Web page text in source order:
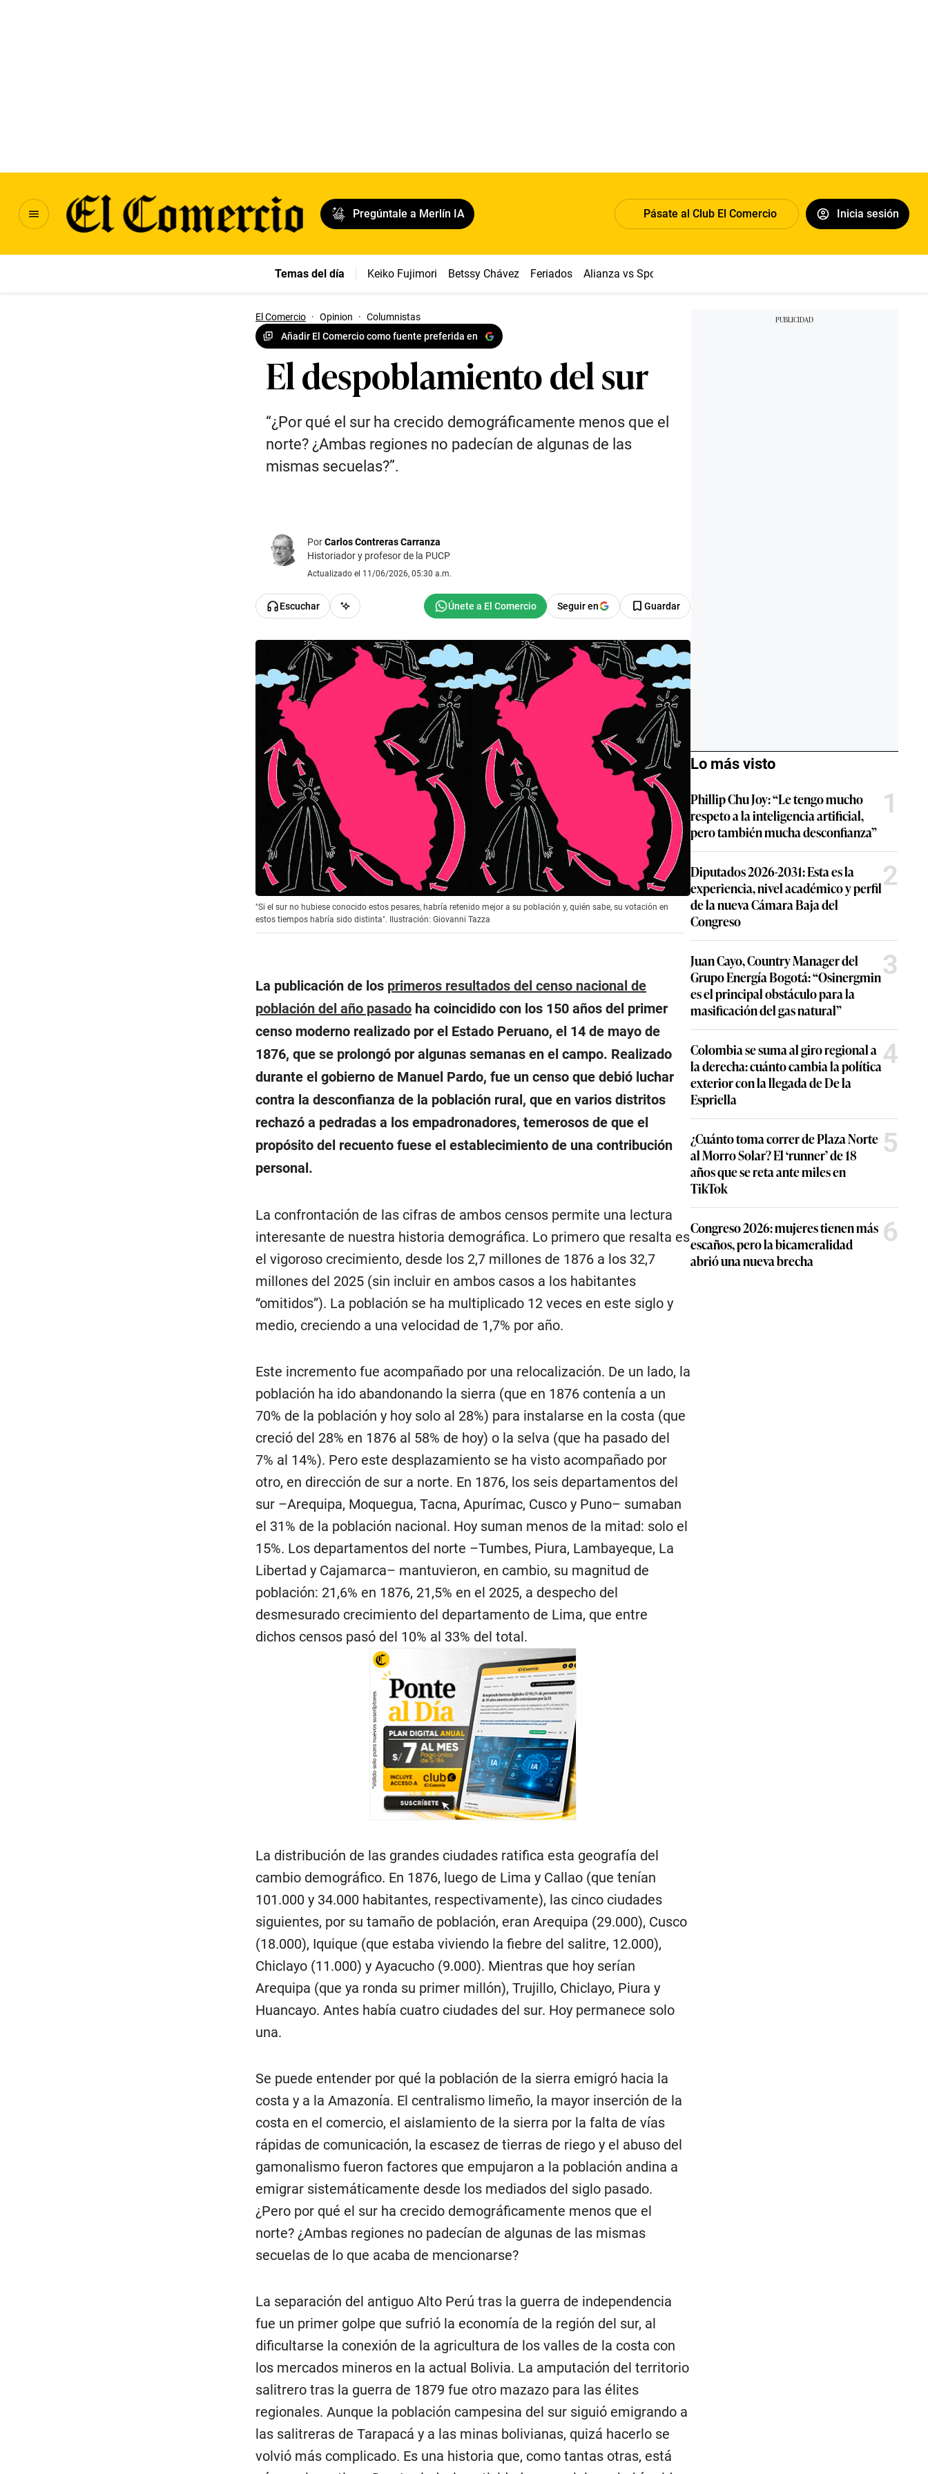
Pregúntale a Merlín IA Pásate al Club El Comercio Inicia sesión
Temas del día Keiko Fujimori Betssy Chávez Feriados Alianza vs Sport Boys
El Comercio · Opinion · Columnistas
Añadir El Comercio como fuente preferida en
El despoblamiento del sur
“¿Por qué el sur ha crecido demográficamente menos que el
norte? ¿Ambas regiones no padecían de algunas de las
mismas secuelas?”.
PorCarlos Contreras Carranza
Historiador y profesor de la PUCP
Actualizado el 11/06/2026, 05:30 a.m.
Escuchar Seguir en Guardar
"Si el sur no hubiese conocido estos pesares, habría retenido mejor a su población y, quién sabe, su votación en
estos tiempos habría sido distinta". Ilustración: Giovanni Tazza
La publicación de los primeros resultados del censo nacional de
población del año pasado ha coincidido con los 150 años del primer
censo moderno realizado por el Estado Peruano, el 14 de mayo de
1876, que se prolongó por algunas semanas en el campo. Realizado
durante el gobierno de Manuel Pardo, fue un censo que debió luchar
contra la desconfianza de la población rural, que en varios distritos
rechazó a pedradas a los empadronadores, temerosos de que el
propósito del recuento fuese el establecimiento de una contribución
personal.
La confrontación de las cifras de ambos censos permite una lectura
interesante de nuestra historia demográfica. Lo primero que resalta es
el vigoroso crecimiento, desde los 2,7 millones de 1876 a los 32,7
millones del 2025 (sin incluir en ambos casos a los habitantes
“omitidos”). La población se ha multiplicado 12 veces en este siglo y
medio, creciendo a una velocidad de 1,7% por año.
Este incremento fue acompañado por una relocalización. De un lado, la
población ha ido abandonando la sierra (que en 1876 contenía a un
70% de la población y hoy solo al 28%) para instalarse en la costa (que
creció del 28% en 1876 al 58% de hoy) o la selva (que ha pasado del
7% al 14%). Pero este desplazamiento se ha visto acompañado por
otro, en dirección de sur a norte. En 1876, los seis departamentos del
sur –Arequipa, Moquegua, Tacna, Apurímac, Cusco y Puno– sumaban
el 31% de la población nacional. Hoy suman menos de la mitad: solo el
15%. Los departamentos del norte –Tumbes, Piura, Lambayeque, La
Libertad y Cajamarca– mantuvieron, en cambio, su magnitud de
población: 21,6% en 1876, 21,5% en el 2025, a despecho del
desmesurado crecimiento del departamento de Lima, que entre
dichos censos pasó del 10% al 33% del total.
La distribución de las grandes ciudades ratifica esta geografía del
cambio demográfico. En 1876, luego de Lima y Callao (que tenían
101.000 y 34.000 habitantes, respectivamente), las cinco ciudades
siguientes, por su tamaño de población, eran Arequipa (29.000), Cusco
(18.000), Iquique (que estaba viviendo la fiebre del salitre, 12.000),
Chiclayo (11.000) y Ayacucho (9.000). Mientras que hoy serían
Arequipa (que ya ronda su primer millón), Trujillo, Chiclayo, Piura y
Huancayo. Antes había cuatro ciudades del sur. Hoy permanece solo
una.
Se puede entender por qué la población de la sierra emigró hacia la
costa y a la Amazonía. El centralismo limeño, la mayor inserción de la
costa en el comercio, el aislamiento de la sierra por la falta de vías
rápidas de comunicación, la escasez de tierras de riego y el abuso del
gamonalismo fueron factores que empujaron a la población andina a
emigrar sistemáticamente desde los mediados del siglo pasado.
¿Pero por qué el sur ha crecido demográficamente menos que el
norte? ¿Ambas regiones no padecían de algunas de las mismas
secuelas de lo que acaba de mencionarse?
La separación del antiguo Alto Perú tras la guerra de independencia
fue un primer golpe que sufrió la economía de la región del sur, al
dificultarse la conexión de la agricultura de los valles de la costa con
los mercados mineros en la actual Bolivia. La amputación del territorio
salitrero tras la guerra de 1879 fue otro mazazo para las élites
regionales. Aunque la población campesina del sur siguió emigrando a
las salitreras de Tarapacá y a las minas bolivianas, quizá hacerlo se
volvió más complicado. Es una historia que, como tantas otras, está
Lo más visto
Phillip Chu Joy: “Le tengo mucho
respeto a la inteligencia artificial,
pero también mucha desconfianza”
1
Diputados 2026-2031: Esta es la
experiencia, nivel académico y perfil
de la nueva Cámara Baja del
Congreso
2
Juan Cayo, Country Manager del
Grupo Energía Bogotá: “Osinergmin
es el principal obstáculo para la
masificación del gas natural”
3
Colombia se suma al giro regional a
la derecha: cuánto cambia la política
exterior con la llegada de De la
Espriella
4
¿Cuánto toma correr de Plaza Norte
al Morro Solar? El ‘runner’ de 18
años que se reta ante miles en
TikTok
5
Congreso 2026: mujeres tienen más
escaños, pero la bicameralidad
abrió una nueva brecha
6